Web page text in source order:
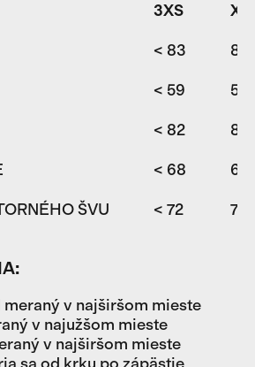
3XS
< 83
< 59
< 82
< 68
ŠVU < 72
v najširšom mieste
v najužšom mieste
v najširšom mieste